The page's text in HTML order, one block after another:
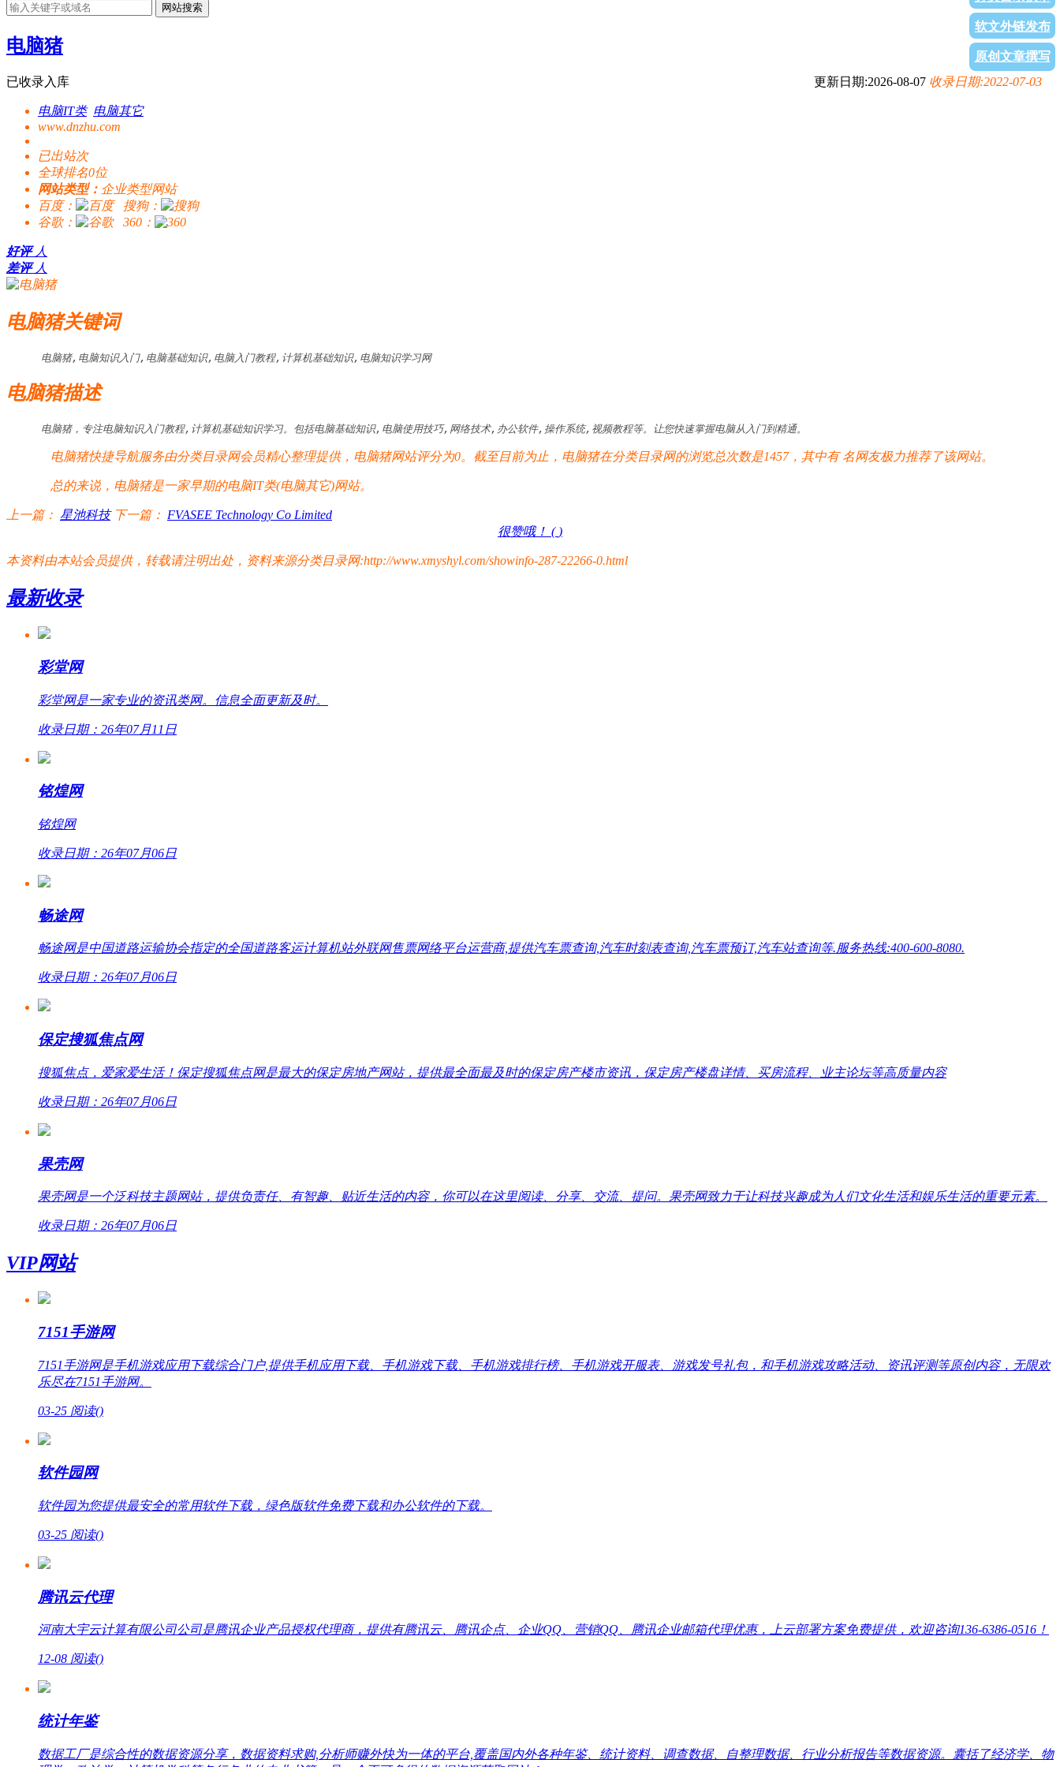
软文外链发布
原创文章撰写
网站搜索
电脑猪
已收录入库 更新日期:2026-08-07 收录日期:2022-07-03
电脑IT类 电脑其它
www.dnzhu.com
已出站次
全球排名0位
网站类型： 企业类型网站
百度：
搜狗：
谷歌：
360：
好评 人
差评 人
电脑猪关键词
电脑猪,电脑知识入门,电脑基础知识,电脑入门教程,计算机基础知识,电脑知识学习网
电脑猪描述
电脑猪，专注电脑知识入门教程,计算机基础知识学习。包括电脑基础知识,电脑使用技巧,网络技术,办公软件,操作系统,视频教程等。让您快速掌握电脑从入门到精通。
电脑猪快捷导航服务由分类目录网会员精心整理提供，电脑猪网站评分为0。截至目前为止，电脑猪在分类目录网的浏览总次数是1457，其中有名网友极力推荐了该网站。
总的来说，电脑猪是一家早期的电脑IT类(电脑其它)网站。
上一篇： 星池科技 下一篇： FVASEE Technology Co Limited
很赞哦！ ( )
本资料由本站会员提供，转载请注明出处，资料来源分类目录网:http://www.xmyshyl.com/showinfo-287-22266-0.html
最新收录
彩堂网
彩堂网是一家专业的资讯类网。信息全面更新及时。
收录日期：26年07月11日
铭煌网
铭煌网
收录日期：26年07月06日
畅途网
畅途网是中国道路运输协会指定的全国道路客运计算机站外联网售票网络平台运营商,提供汽车票查询,汽车时刻表查询,汽车票预订,汽车站查询等.服务热线:400-600-8080.
收录日期：26年07月06日
保定搜狐焦点网
搜狐焦点，爱家爱生活！保定搜狐焦点网是最大的保定房地产网站，提供最全面最及时的保定房产楼市资讯，保定房产楼盘详情、买房流程、业主论坛等高质量内容
收录日期：26年07月06日
果壳网
果壳网是一个泛科技主题网站，提供负责任、有智趣、贴近生活的内容，你可以在这里阅读、分享、交流、提问。果壳网致力于让科技兴趣成为人们文化生活和娱乐生活的重要元素。
收录日期：26年07月06日
VIP网站
7151手游网
7151手游网是手机游戏应用下载综合门户,提供手机应用下载、手机游戏下载、手机游戏排行榜、手机游戏开服表、游戏发号礼包，和手机游戏攻略活动、资讯评测等原创内容，无限欢
乐尽在7151手游网。
03-25 阅读()
软件园网
软件园为您提供最安全的常用软件下载，绿色版软件免费下载和办公软件的下载。
03-25 阅读()
腾讯云代理
河南大宇云计算有限公司公司是腾讯企业产品授权代理商，提供有腾讯云、腾讯企点、企业QQ、营销QQ、腾讯企业邮箱代理优惠，上云部署方案免费提供，欢迎咨询136-6386-0516！
12-08 阅读()
统计年鉴
数据工厂是综合性的数据资源分享，数据资料求购,分析师赚外快为一体的平台,覆盖国内外各种年鉴、统计资料、调查数据、自整理数据、行业分析报告等数据资源。囊括了经济学、物